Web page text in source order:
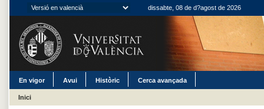
dissabte, 08 de d?agost de 2026
En vigor Avui Històric Cerca avançada
Inici